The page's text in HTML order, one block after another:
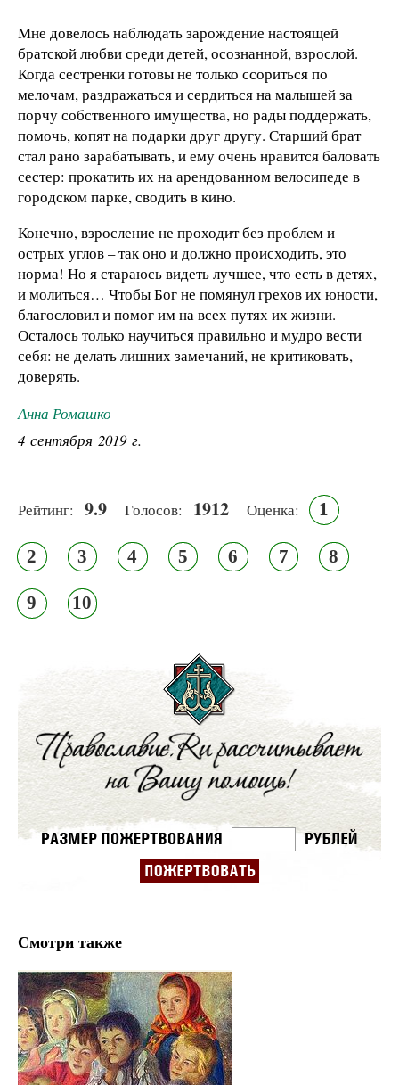
Мне довелось наблюдать зарождение настоящей
братской любви среди детей, осознанной, взрослой.
Когда сестренки готовы не только ссориться по
мелочам, раздражаться и сердиться на малышей за
порчу собственного имущества, но рады поддержать,
помочь, копят на подарки друг другу. Старший брат
стал рано зарабатывать, и ему очень нравится баловать
сестер: прокатить их на арендованном велосипеде в
городском парке, сводить в кино.
Конечно, взросление не проходит без проблем и
острых углов – так оно и должно происходить, это
норма! Но я стараюсь видеть лучшее, что есть в детях,
и молиться… Чтобы Бог не помянул грехов их юности,
благословил и помог им на всех путях их жизни.
Осталось только научиться правильно и мудро вести
себя: не делать лишних замечаний, не критиковать,
доверять.
Анна Ромашко
4 сентября 2019 г.
Рейтинг: 9.9 Голосов: 1912 Оценка: 1
2 3 4 5 6 7 8
9 10
Смотри также